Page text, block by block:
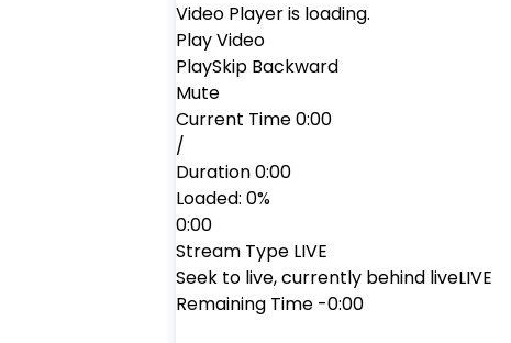
Video Player is loading.
Play Video
PlaySkip Backward
Mute
Current Time0:00
/
Duration0:00
Loaded: 0%
0:00
Stream Type LIVE
Seek to live, currently behind liveLIVE
Remaining Time -0:00